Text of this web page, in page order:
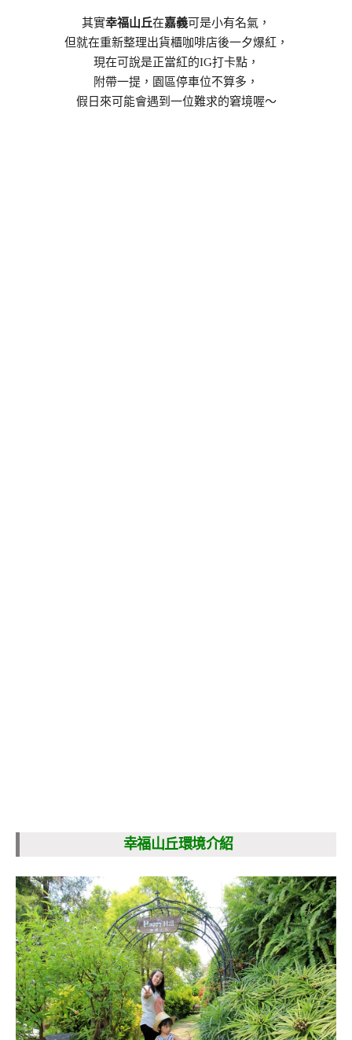
其實幸福山丘在嘉義可是小有名氣，
但就在重新整理出貨櫃咖啡店後一夕爆紅，
現在可說是正當紅的IG打卡點，
附帶一提，園區停車位不算多，
假日來可能會遇到一位難求的窘境喔～
幸福山丘環境介紹